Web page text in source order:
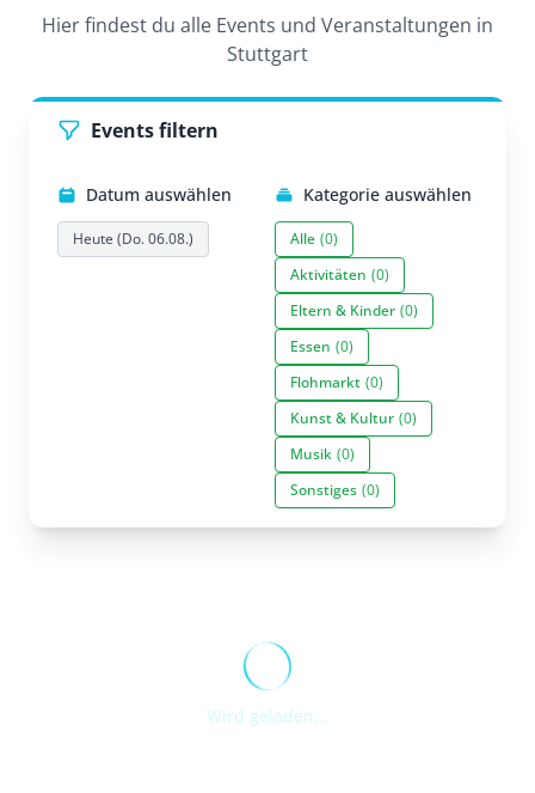
Hier findest du alle Events und Veranstaltungen in
Stuttgart
Events filtern
Datum auswählen
Heute (Do. 06.08.)
Kategorie auswählen
Alle (0)
Aktivitäten (0)
Eltern & Kinder (0)
Essen (0)
Flohmarkt (0)
Kunst & Kultur (0)
Musik (0)
Sonstiges (0)
Wird geladen...